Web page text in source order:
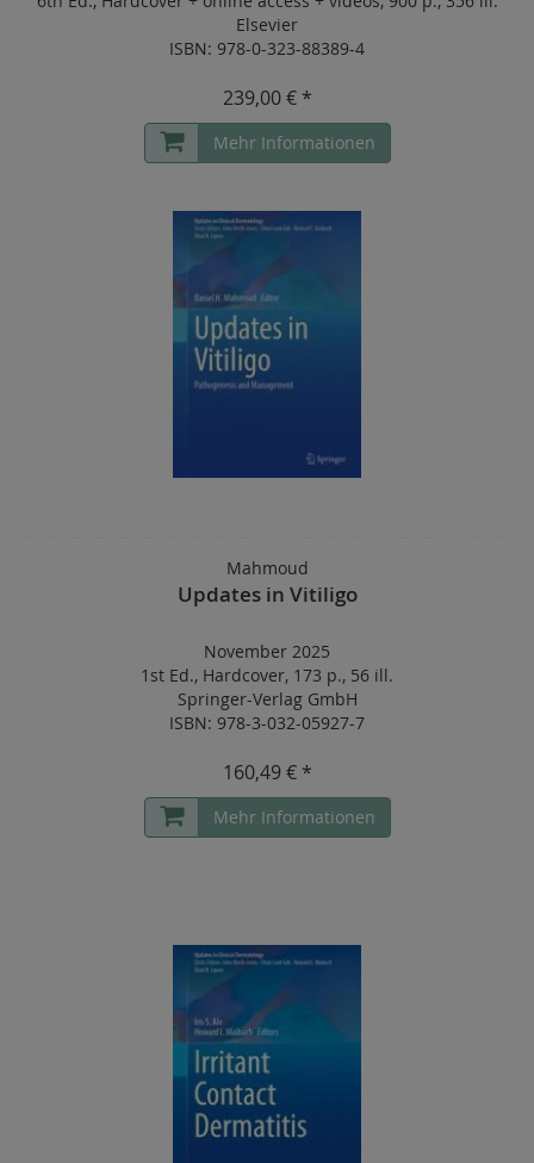
Elsevier
ISBN: 978-0-323-88389-4
239,00 € *
Mehr Informationen
Mahmoud
Updates in Vitiligo
November 2025
1st Ed., Hardcover, 173 p., 56 ill.
Springer-Verlag GmbH
ISBN: 978-3-032-05927-7
160,49 € *
Mehr Informationen